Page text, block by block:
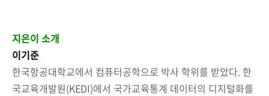
지은이 소개
이기준
한국항공대학교에서 컴퓨터공학으로 박사 학위를 받았다. 한
국교육개발원(KEDI)에서 국가교육통계 데이터의 디지털화를